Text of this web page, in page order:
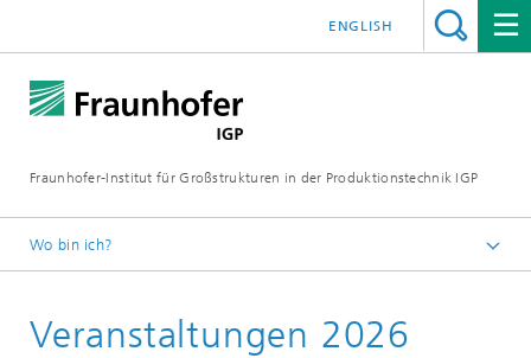
Fraunhofer-Institut für Großstrukturen in der Produktionstechnik IGP
ENGLISH
Wo bin ich?
Veranstaltungen
Veranstaltungen 2026